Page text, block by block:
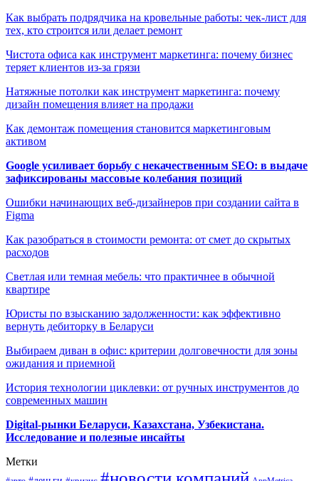
Как выбрать подрядчика на кровельные работы: чек-лист для
тех, кто строится или делает ремонт
Чистота офиса как инструмент маркетинга: почему бизнес
теряет клиентов из-за грязи
Натяжные потолки как инструмент маркетинга: почему
дизайн помещения влияет на продажи
Как демонтаж помещения становится маркетинговым
активом
Google усиливает борьбу с некачественным SEO: в выдаче
зафиксированы массовые колебания позиций
Ошибки начинающих веб-дизайнеров при создании сайта в
Figma
Как разобраться в стоимости ремонта: от смет до скрытых
расходов
Светлая или темная мебель: что практичнее в обычной
квартире
Юристы по взысканию задолженности: как эффективно
вернуть дебиторку в Беларуси
Выбираем диван в офис: критерии долговечности для зоны
ожидания и приемной
История технологии циклевки: от ручных инструментов до
современных машин
Digital-рынки Беларуси, Казахстана, Узбекистана.
Исследование и полезные инсайты
Метки